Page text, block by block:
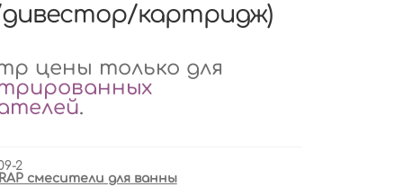
дивестор/картридж)
цены только для
.
2
смесители для ванны